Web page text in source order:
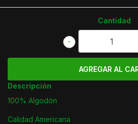
Cantidad
-
Descripción
100% Algodón
Calidad Americana